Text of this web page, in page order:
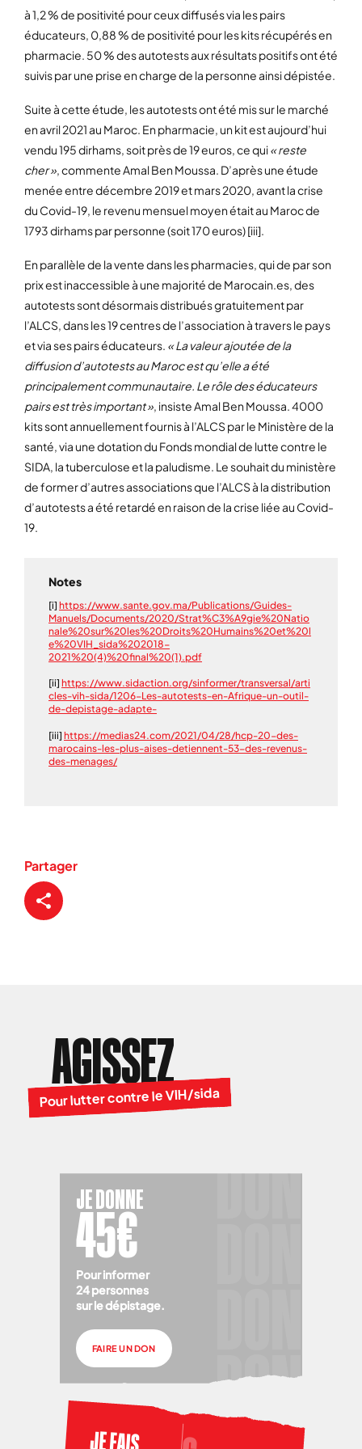
à 1,2 % de positivité pour ceux diffusés via les pairs
éducateurs, 0,88 % de positivité pour les kits récupérés en
pharmacie. 50 % des autotests aux résultats positifs ont été
suivis par une prise en charge de la personne ainsi dépistée.
Suite à cette étude, les autotests ont été mis sur le marché
en avril 2021 au Maroc. En pharmacie, un kit est aujourd’hui
vendu 195 dirhams, soit près de 19 euros, ce qui« reste
cher », commente Amal Ben Moussa. D’après une étude
menée entre décembre 2019 et mars 2020, avant la crise
du Covid-19, le revenu mensuel moyen était au Maroc de
1793 dirhams par personne (soit 170 euros) [iii].
En parallèle de la vente dans les pharmacies, qui de par son
prix est inaccessible à une majorité de Marocain.es, des
autotests sont désormais distribués gratuitement par
l’ALCS, dans les 19 centres de l’association à travers le pays
et via ses pairs éducateurs. « La valeur ajoutée de la
diffusion d’autotests au Maroc est qu’elle a été
principalement communautaire. Le rôle des éducateurs
pairs est très important » , insiste Amal Ben Moussa. 4000
kits sont annuellement fournis à l’ALCS par le Ministère de la
santé, via une dotation du Fonds mondial de lutte contre le
SIDA, la tuberculose et la paludisme. Le souhait du ministère
de former d’autres associations que l’ALCS à la distribution
d’autotests a été retardé en raison de la crise liée au Covid-
19.
Notes
[i] https://www.sante.gov.ma/Publications/Guides-
Manuels/Documents/2020/Strat%C3%A9gie%20Natio
nale%20sur%20les%20Droits%20Humains%20et%20l
e%20VIH_sida%202018-
2021%20(4)%20final%20(1).pdf
[ii] https://www.sidaction.org/sinformer/transversal/arti
cles-vih-sida/1206-Les-autotests-en-Afrique-un-outil-
de-depistage-adapte-
[iii] https://medias24.com/2021/04/28/hcp-20-des-
marocains-les-plus-aises-detiennent-53-des-revenus-
des-menages/
Partager
AGISSEZ
Pour lutter contre le VIH/sida
JE DONNE
45€
Pour informer
24 personnes
sur le dépistage.
FAIRE UN DON